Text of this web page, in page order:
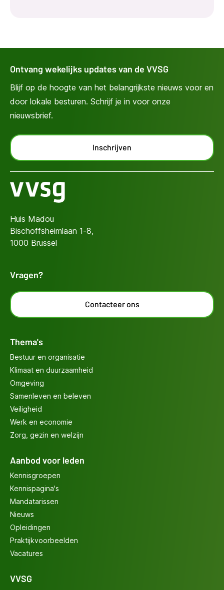
Ontvang wekelijks updates van de VVSG
Blijf op de hoogte van het belangrijkste nieuws voor en
door lokale besturen. Schrijf je in voor onze
nieuwsbrief.
Inschrijven
Huis Madou
Bischoffsheimlaan 1-8,
1000 Brussel
Vragen?
Contacteer ons
Thema's
Bestuur en organisatie
Klimaat en duurzaamheid
Omgeving
Samenleven en beleven
Veiligheid
Werk en economie
Zorg, gezin en welzijn
Aanbod voor leden
Kennisgroepen
Kennispagina's
Mandatarissen
Nieuws
Opleidingen
Praktijkvoorbeelden
Vacatures
VVSG